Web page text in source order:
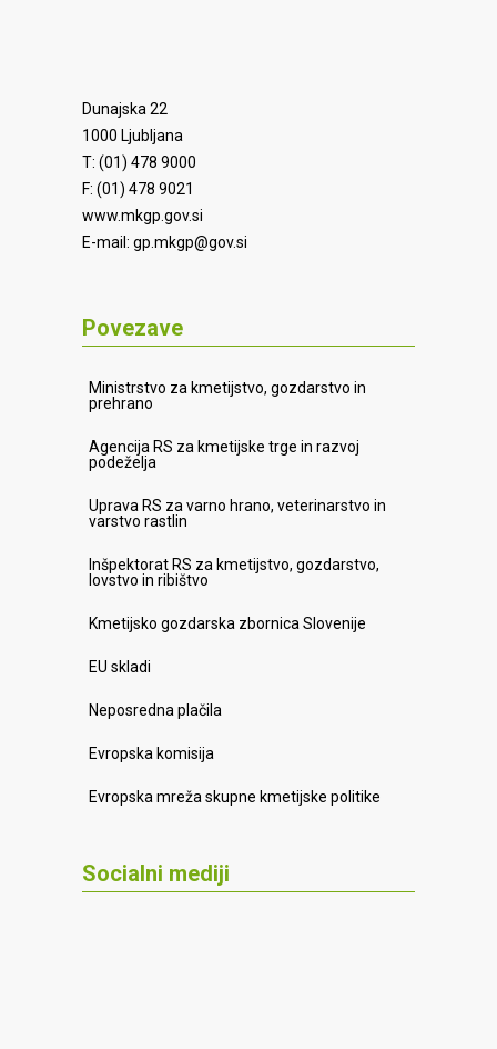
Dunajska 22
1000 Ljubljana
T: (01) 478 9000
F: (01) 478 9021
www.mkgp.gov.si
E-mail: gp.mkgp@gov.si
Povezave
Ministrstvo za kmetijstvo, gozdarstvo in
prehrano
Agencija RS za kmetijske trge in razvoj
podeželja
Uprava RS za varno hrano, veterinarstvo in
varstvo rastlin
Inšpektorat RS za kmetijstvo, gozdarstvo,
lovstvo in ribištvo
Kmetijsko gozdarska zbornica Slovenije
EU skladi
Neposredna plačila
Evropska komisija
Evropska mreža skupne kmetijske politike
Socialni mediji